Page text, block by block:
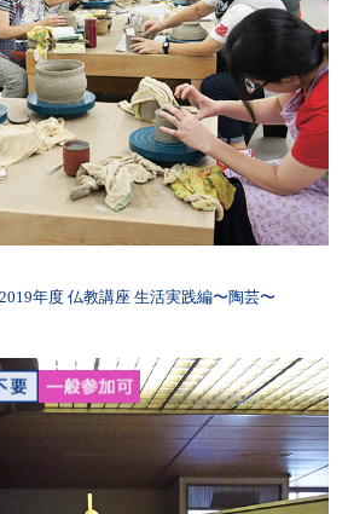
年度 仏教講座 生活実践編〜陶芸〜